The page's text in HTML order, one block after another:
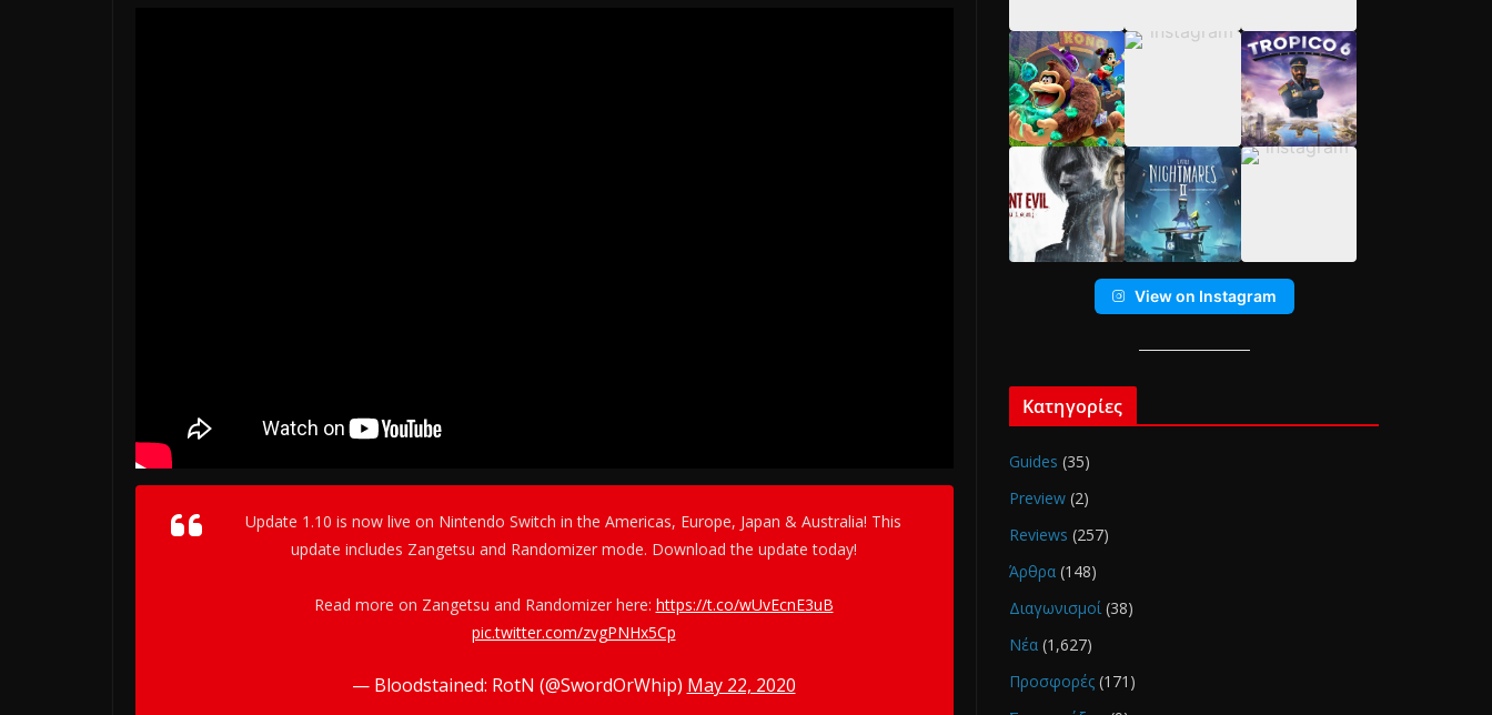
Update 1.10 is now live on Nintendo Switch in the Americas, Europe, Japan & Australia! This
update includes Zangetsu and Randomizer mode. Download the update today!
Read more on Zangetsu and Randomizer here: https://t.co/wUvEcnE3uB
pic.twitter.com/zvgPNHx5Cp
— Bloodstained: RotN (@SwordOrWhip) May 22, 2020
View on Instagram
Κατηγορίες
Guides (35)
Preview (2)
Reviews (257)
Άρθρα (148)
Διαγωνισμοί(38)
Νέα (1,627)
Προσφορές (171)